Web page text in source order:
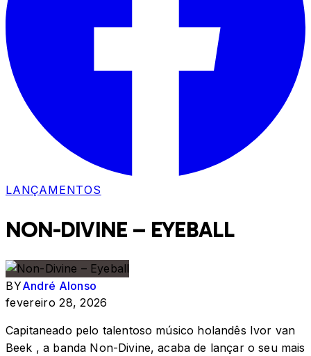
LANÇAMENTOS
NON-DIVINE – EYEBALL
BYAndré Alonso
fevereiro 28, 2026
Capitaneado pelo talentoso músico holandês Ivor van
Beek , a banda Non-Divine, acaba de lançar o seu mais